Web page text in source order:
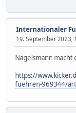
Internationaler
19. September 2023,
Nagelsmann macht
https://
fuehren-969344/